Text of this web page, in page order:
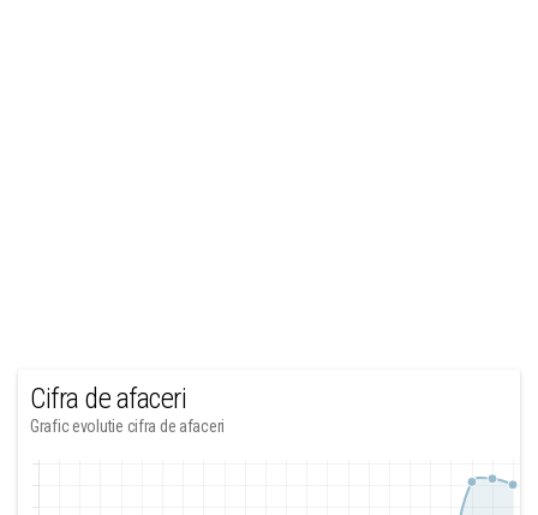
Cifra de afaceri
Grafic evolutie cifra de afaceri